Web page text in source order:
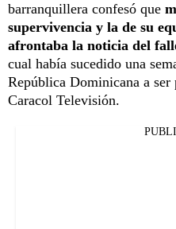
barranquillera confesó que
supervivencia y la de su
afrontaba la noticia del
cual había sucedido una
República Dominicana a
Caracol Televisión.